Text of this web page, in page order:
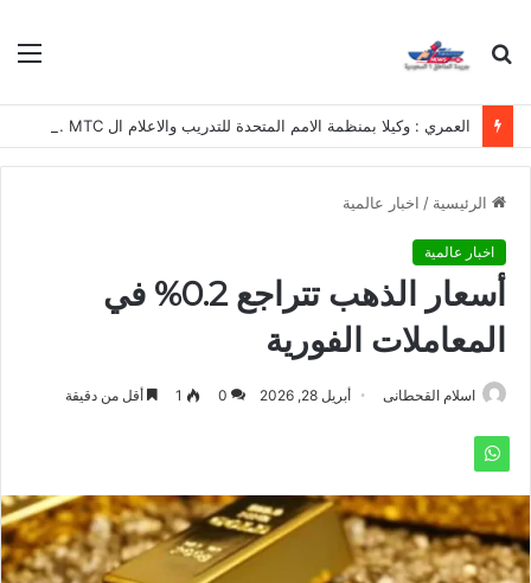
بحث
العمري : وكيلا بمنظمة الامم المتحدة للتدريب والاعلام ال UN MTC بالمملكة ودول الخليج العربي
الرئيسية / اخبار عالمية
اخبار عالمية
أسعار الذهب تتراجع 0.2% في
المعاملات الفورية
اسلام القحطانى أبريل 28, 2026 0
1 أقل من دقيقة